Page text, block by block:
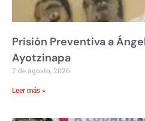
Prisión Preventiva a
Ayotzinapa
7 de agosto, 2026
Leer más »